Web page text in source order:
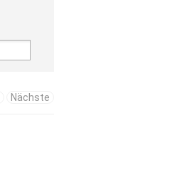
Nächste